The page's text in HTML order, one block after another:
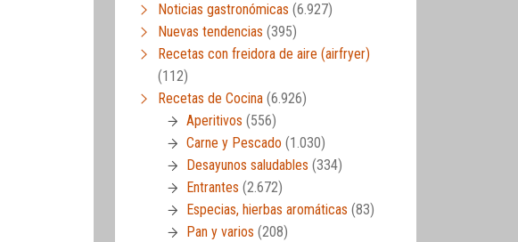
Noticias gastronómicas (6.927)
Nuevas tendencias (395)
Recetas con freidora de aire (airfryer)
(112)
Recetas de Cocina (6.926)
Aperitivos (556)
Carne y Pescado (1.030)
Desayunos saludables (334)
Entrantes (2.672)
Especias, hierbas aromáticas (83)
Pan y varios (208)